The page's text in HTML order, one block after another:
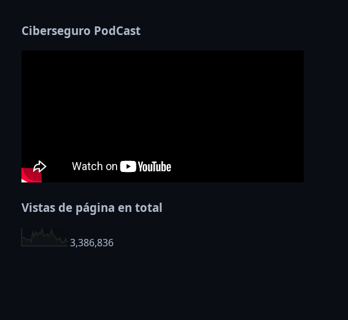
Ciberseguro PodCast
Vistas de página en total
3,386,836